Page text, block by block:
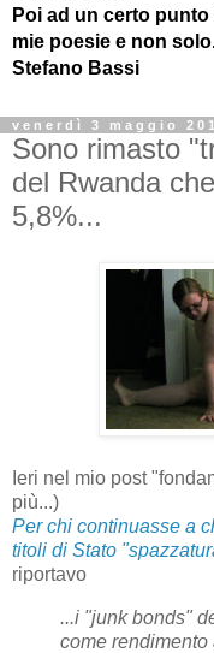
Poi ad un certo
mie poesie e non
Stefano Bassi
venerdì 3 maggio
Sono rimasto
del Rwanda
5,8%...
Ieri nel mio post
più...)
Per chi continuasse a
titoli di Stato
riportavo
...i "junk bonds"
come